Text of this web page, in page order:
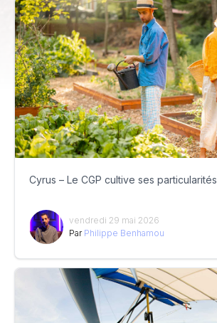
Cyrus – Le CGP cultive ses particularités
vendredi 29 mai 2026
Par Philippe Benhamou